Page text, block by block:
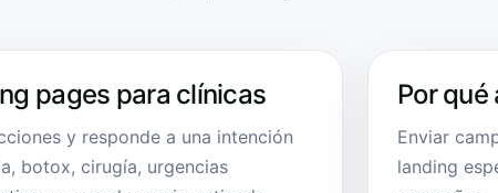
pages para clínicas
y responde a una intención
botox, cirugía, urgencias
Por
Enviar
landing